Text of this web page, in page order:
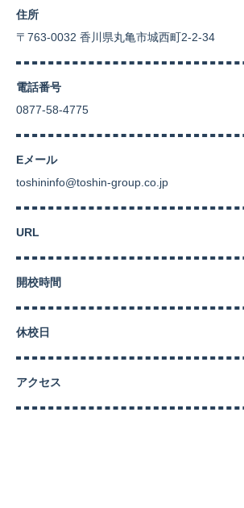
住所
〒763-0032 香川県丸亀市城西町2-2-34
電話番号
0877-58-4775
Eメール
toshininfo@toshin-group.co.jp
URL
開校時間
休校日
アクセス